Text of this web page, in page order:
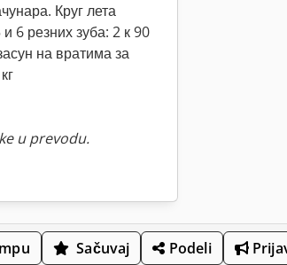
Круг лета
6 резних зуба: 2 к 90
на вратима за
u prevodu.
Sačuvaj Podeli